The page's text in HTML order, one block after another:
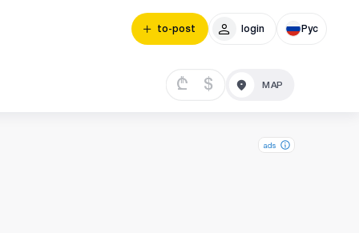
to-post login Рус
₾ $
ads